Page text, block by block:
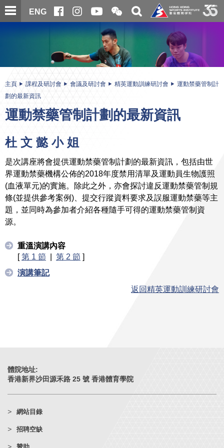
跳
至
ENG
開
合
信
二
維
碼
關
搜
主頁 課程及研討會 會議及研討會 精英運動訓練研討會
運動禁藥管制計
劃的最新資訊
運動禁藥管制計劃的最新資訊
杜 文 懿 小 姐
是次講座將會提供運動禁藥管制計劃的最新資訊，包括由世
界運動禁藥機構公佈的2018年度禁用清單及運動員生物護照
(血液單元)的實施。除此之外，亦會探討違反運動禁藥管制規
條(並提供參考案例)、提交行蹤資料要求及誤服運動禁藥等主
題，並同時為參加者介紹各種隨手可得的運動禁藥管制資
源。
重溫演講內容
[第 1 節 | 第 2 節 ]
演講筆記
返回精英運動訓練研討會
體院地址:
香港新界沙田源禾路 25 號 香港體育學院
網站目錄
招聘空缺